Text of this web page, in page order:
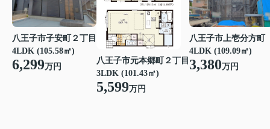
八王子市子安町２丁目
4LDK (105.58㎡)
6,299万円
八王子市元本郷町２丁目
3LDK (101.43㎡)
5,599万円
八王子市上壱分方町
4LDK (109.09㎡)
3,380万円